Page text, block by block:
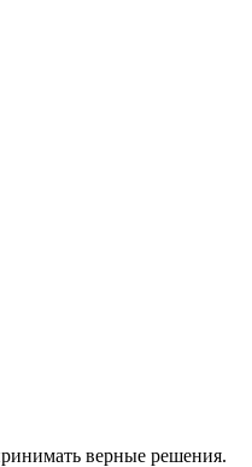
верные решения.